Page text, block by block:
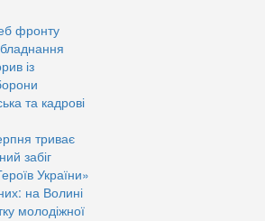
фронту
із
та кадрові
триває
забіг
України»
на Волині
молодіжної